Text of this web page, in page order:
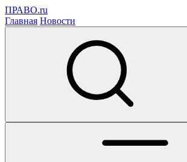
ПРАВО.ru
Главная Новости